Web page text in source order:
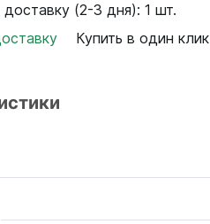
доставку (2-3 дня): 1 шт.
Купить в один клик